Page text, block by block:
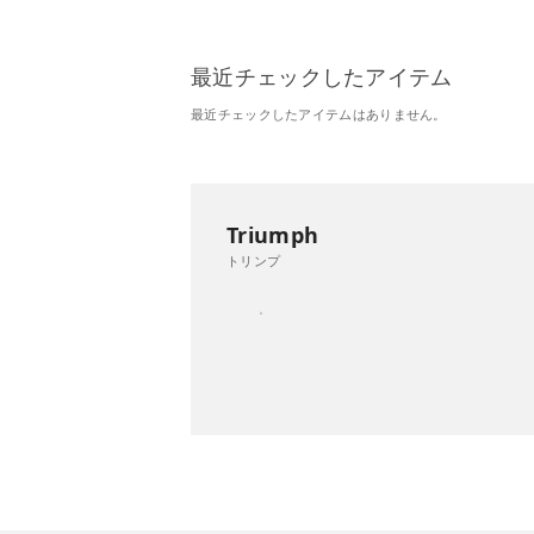
最近チェックしたアイテム
最近チェックしたアイテムはありません。
Triumph
トリンプ